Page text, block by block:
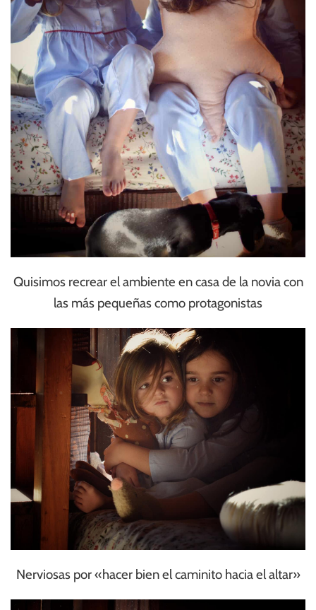
Quisimos recrear el ambiente en casa de la novia con
las más pequeñas como protagonistas
Nerviosas por «hacer bien el caminito hacia el altar»